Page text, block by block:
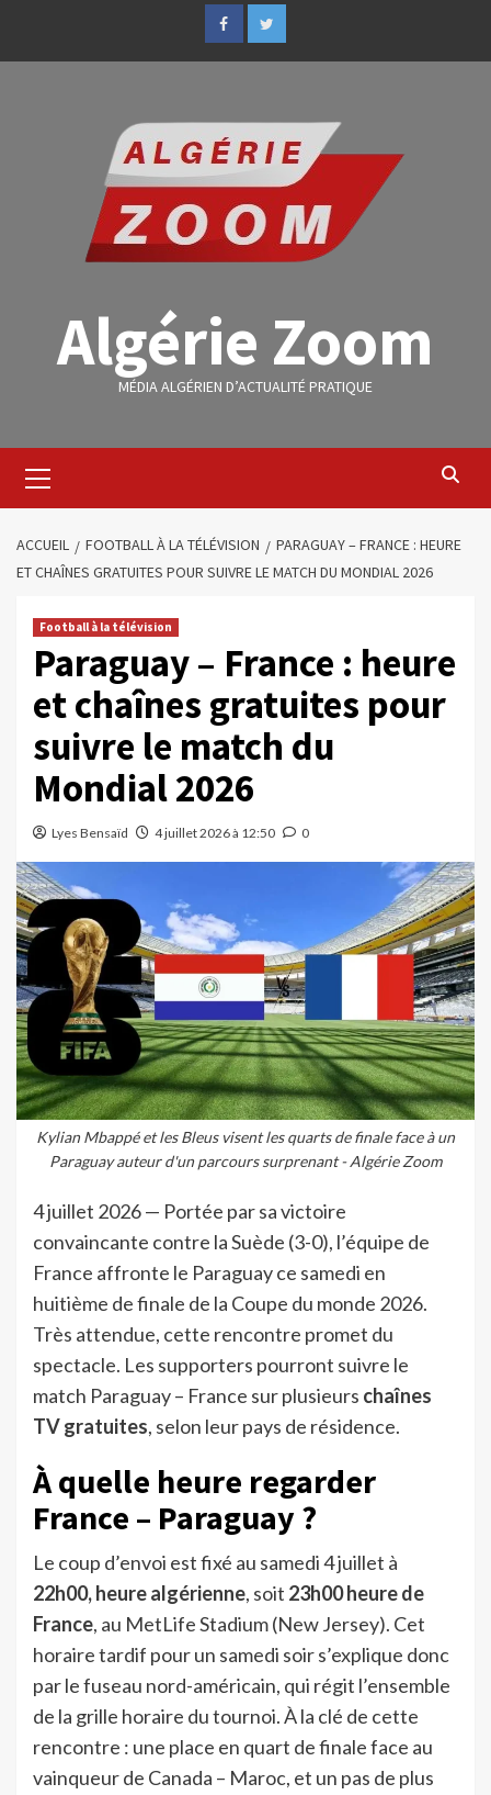
Algérie Zoom
MÉDIA ALGÉRIEN D’ACTUALITÉ PRATIQUE
ACCUEIL FOOTBALL À LA TÉLÉVISION
PARAGUAY – FRANCE : HEURE
ET CHAÎNES GRATUITES POUR SUIVRE LE MATCH DU MONDIAL 2026
Football à la télévision
Paraguay – France : heure
et chaînes gratuites pour
suivre le match du
Mondial 2026
Lyes Bensaïd 4 juillet 2026 à 12:50 0
Kylian Mbappé et les Bleus visent les quarts de finale face à un
Paraguay auteur d'un parcours surprenant - Algérie Zoom
4 juillet 2026 — Portée par sa victoire
convaincante contre la Suède (3-0), l’équipe de
France affronte le Paraguay ce samedi en
huitième de finale de la Coupe du monde 2026.
Très attendue, cette rencontre promet du
spectacle. Les supporters pourront suivre le
match Paraguay – France sur plusieurs chaînes
TV gratuites, selon leur pays de résidence.
À quelle heure regarder
France – Paraguay ?
Le coup d’envoi est fixé au samedi 4 juillet à
22h00, heure algérienne, soit 23h00heure de
France, au MetLife Stadium (New Jersey). Cet
horaire tardif pour un samedi soir s’explique donc
par le fuseau nord-américain, qui régit l’ensemble
de la grille horaire du tournoi. À la clé de cette
rencontre : une place en quart de finale face au
vainqueur de Canada – Maroc, et un pas de plus